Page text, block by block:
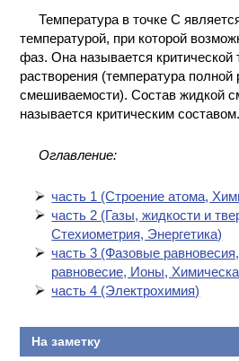
Температура в точке С
температурой, при которой
фаз. Она называется критической
растворения (температура полной
смешиваемости). Состав жидкой
называется критическим составом.
Оглавление:
часть 1 (Cтроение атома,
часть 2 (Газы, жидкости и
Стехиометрия, Энергетика)
часть 3 (Фазовые
равновесие, Ионы,
часть 4 (Электрохимия)
На заметку